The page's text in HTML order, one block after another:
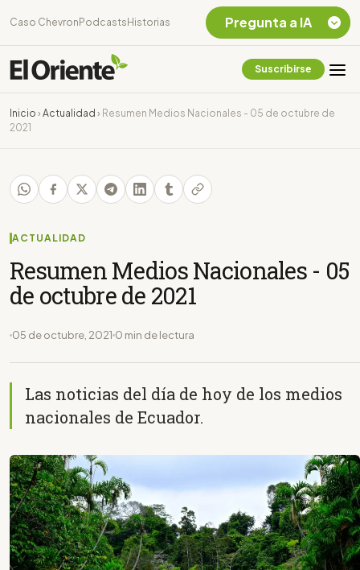
Caso Chevron Podcasts Historias
Suscribirse
Inicio › Actualidad › Resumen Medios Nacionales - 05 de octubre de
2021
ACTUALIDAD
Resumen Medios Nacionales - 05
de octubre de 2021
05 de octubre, 2021 0 min de lectura
Las noticias del día de hoy de los medios
nacionales de Ecuador.
Pregunta a IA
Chevron Ecuador